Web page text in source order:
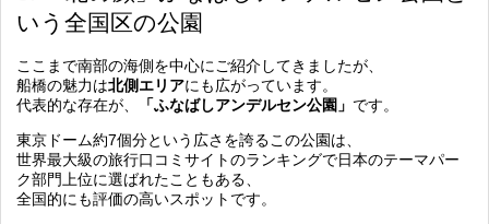
いう全国区の公園
ここまで南部の海側を中心にご紹介してきましたが、
船橋の魅力は北側エリアにも広がっています。
代表的な存在が、
「ふなばしアンデルセン公園」 です。
東京ドーム約7個分という広さを誇るこの公園は、
世界最大級の旅行口コミサイトのランキングで日本のテーマパー
ク部門上位に選ばれたこともある、
全国的にも評価の高いスポットです。